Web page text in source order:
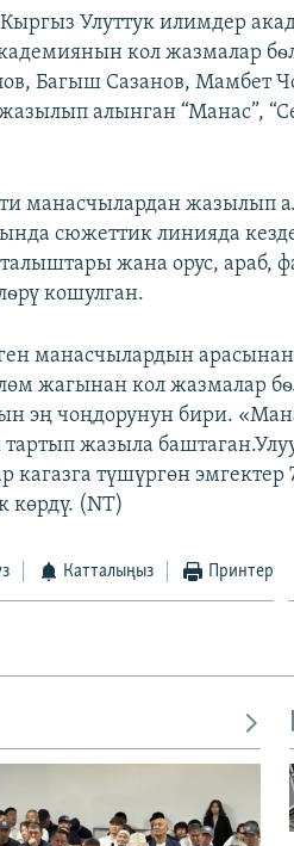
Кыргыз Улуттук илимдер
кол жазмалар
Багыш Сазанов, Мамбет
алынган “Манас”,
манасчылардан жазылып
сюжеттик линияда
жана орус, араб,
кошулган.
манасчылардын
жагынан кол жазмалар
эң чоңдорунун бири.
жазыла
кагазга түшүргөн
(NT)
Катталыңыз Принтер